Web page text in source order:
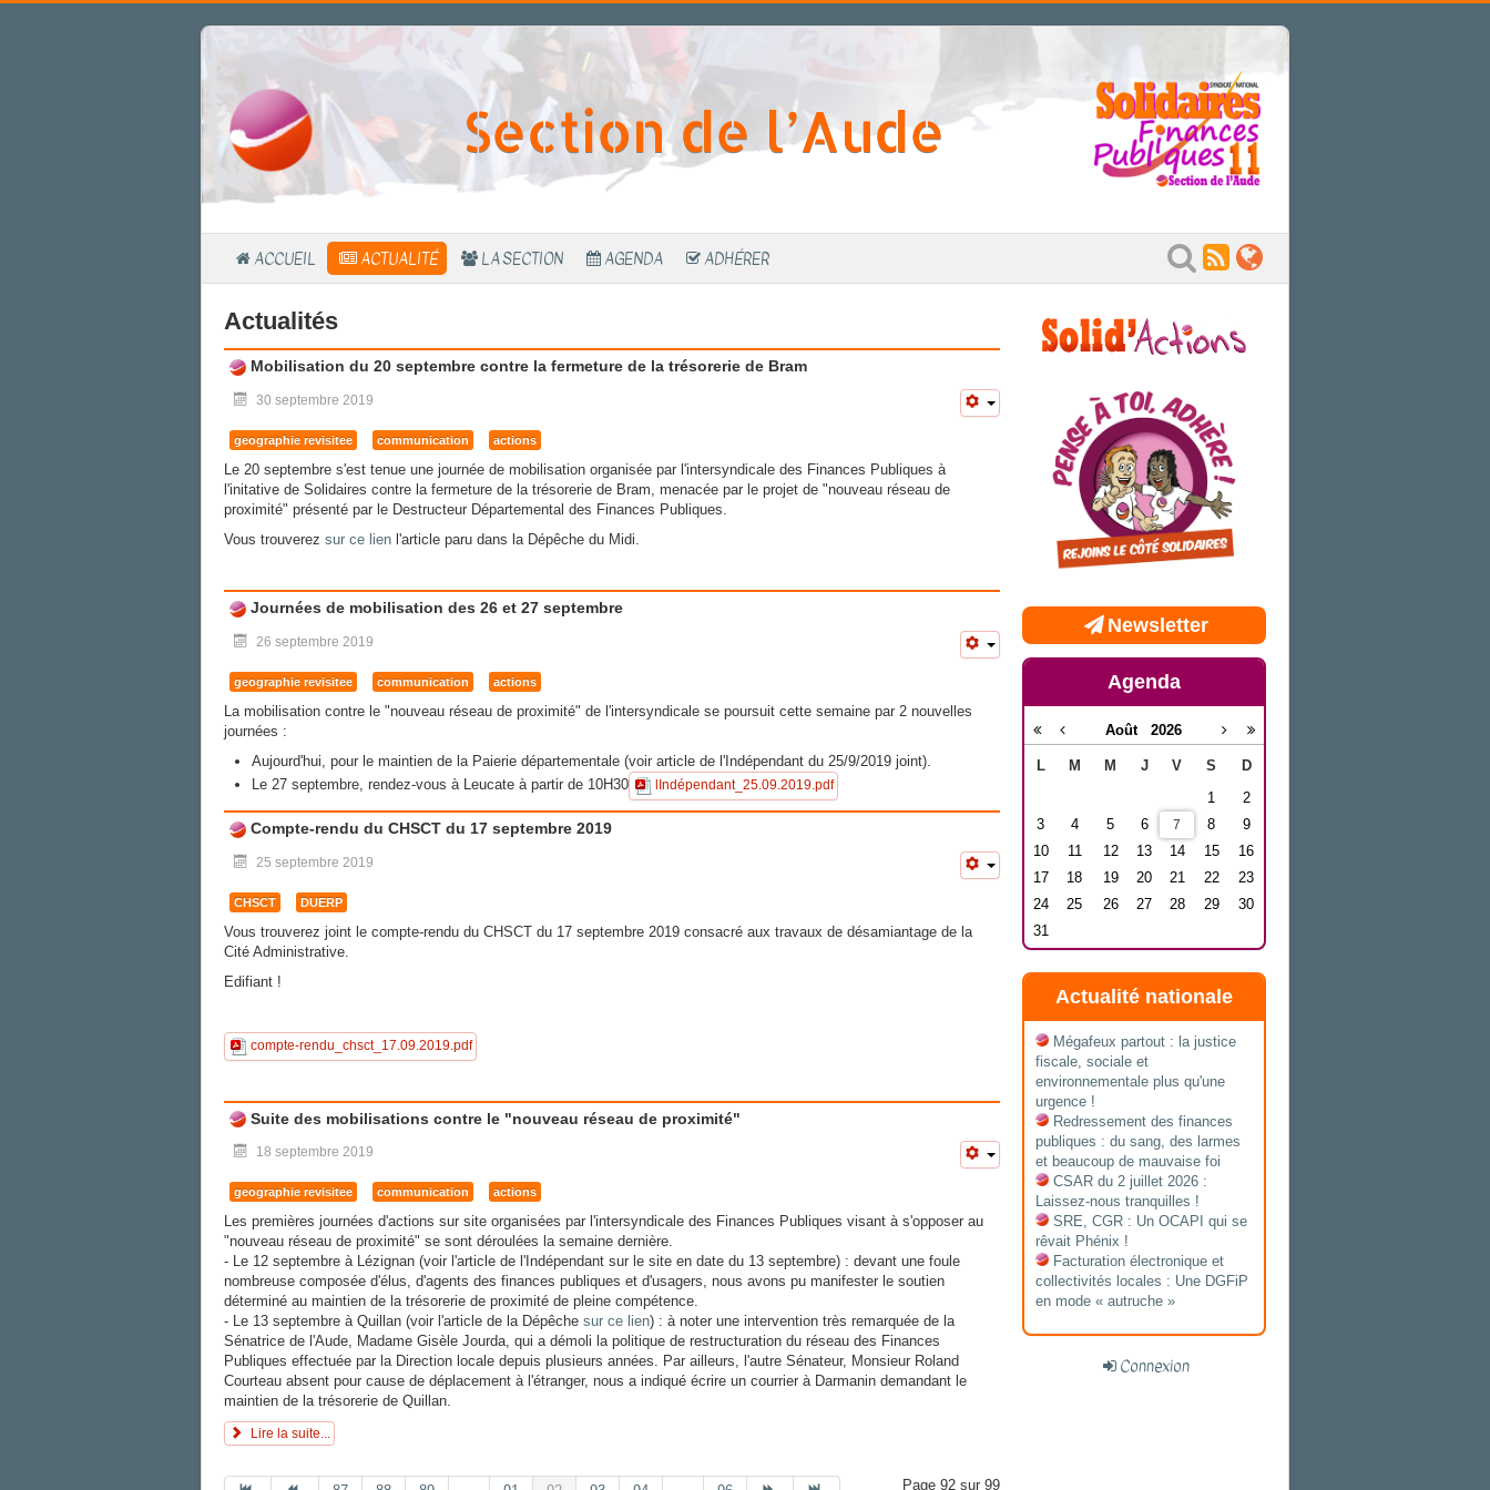
Section de l’Aude
ACCUEIL ACTUALITÉ LA SECTION AGENDA ADHÉRER
Actualités
Mobilisation du 20 septembre contre la fermeture de la trésorerie de Bram
30 septembre 2019
geographie revisitee communication actions
Le 20 septembre s'est tenue une journée de mobilisation organisée par l'intersyndicale des Finances Publiques à
l'initative de Solidaires contre la fermeture de la trésorerie de Bram, menacée par le projet de "nouveau réseau de
proximité" présenté par le Destructeur Départemental des Finances Publiques.
Vous trouverez sur ce lien l'article paru dans la Dépêche du Midi.
Journées de mobilisation des 26 et 27 septembre
26 septembre 2019
geographie revisitee communication actions
La mobilisation contre le "nouveau réseau de proximité" de l'intersyndicale se poursuit cette semaine par 2 nouvelles
journées :
Aujourd'hui, pour le maintien de la Paierie départementale (voir article de l'Indépendant du 25/9/2019 joint).
Le 27 septembre, rendez-vous à Leucate à partir de 10H30
lIndépendant_25.09.2019.pdf
Compte-rendu du CHSCT du 17 septembre 2019
25 septembre 2019
CHSCT DUERP
Vous trouverez joint le compte-rendu du CHSCT du 17 septembre 2019 consacré aux travaux de désamiantage de la
Cité Administrative.
Edifiant !
compte-rendu_chsct_17.09.2019.pdf
Suite des mobilisations contre le "nouveau réseau de proximité"
18 septembre 2019
geographie revisitee communication actions
Les premières journées d'actions sur site organisées par l'intersyndicale des Finances Publiques visant à s'opposer au
"nouveau réseau de proximité" se sont déroulées la semaine dernière.
- Le 12 septembre à Lézignan (voir l'article de l'Indépendant sur le site en date du 13 septembre) : devant une foule
nombreuse composée d'élus, d'agents des finances publiques et d'usagers, nous avons pu manifester le soutien
déterminé au maintien de la trésorerie de proximité de pleine compétence.
- Le 13 septembre à Quillan (voir l'article de la Dépêche sur ce lien) : à noter une intervention très remarquée de la
Sénatrice de l'Aude, Madame Gisèle Jourda, qui a démoli la politique de restructuration du réseau des Finances
Publiques effectuée par la Direction locale depuis plusieurs années. Par ailleurs, l'autre Sénateur, Monsieur Roland
Courteau absent pour cause de déplacement à l'étranger, nous a indiqué écrire un courrier à Darmanin demandant le
maintien de la trésorerie de Quillan.
Lire la suite...
Page 92 sur 99
Newsletter
Agenda
Août 2026
L M M J V S
D
1
2
3
4 5 6 7 8
9
10
11 12 13 14 15
16
17
18 19 20 21 22
23
24
25 26 27 28 29
30
31
Actualité nationale
Mégafeux partout : la justice
fiscale, sociale et
environnementale plus qu'une
urgence !
Redressement des finances
publiques : du sang, des larmes
et beaucoup de mauvaise foi
CSAR du 2 juillet 2026 :
Laissez-nous tranquilles !
SRE, CGR : Un OCAPI qui se
rêvait Phénix !
Facturation électronique et
collectivités locales : Une DGFiP
en mode « autruche »
Connexion